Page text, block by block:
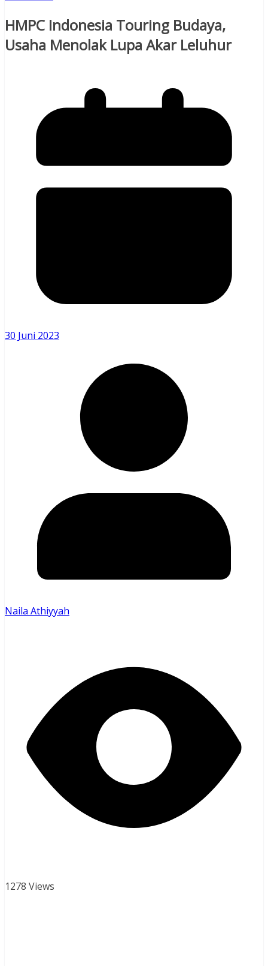
HMPC Indonesia Touring Budaya,
Usaha Menolak Lupa Akar Leluhur
30 Juni 2023
Naila Athiyyah
1278 Views